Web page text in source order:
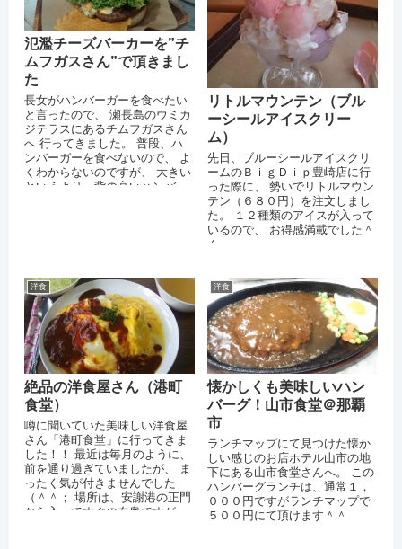
氾濫チーズバーカーを”チ
ムフガスさん”で頂きまし
た
長女がハンバーガーを食べたい
と言ったので、 瀬長島のウミカ
ジテラスにあるチムフガスさん
へ 行ってきました。 普段、ハ
ンバーガーを食べないので、 よ
くわからないのですが、 大きい
というより、背の高いハンバー
リトルマウンテン（ブル
ーシールアイスクリー
ム）
先日、ブルーシールアイスクリ
ームのＢｉｇＤｉｐ豊崎店に行
った際に、 勢いでリトルマウン
テン（６８０円）を注文しまし
た。 １２種類のアイスが入って
いるので、 お得感満載でした＾
＾
洋食
絶品の洋食屋さん（港町
食堂）
噂に聞いていた美味しい洋食屋
さん「港町食堂」に行ってきま
した！！ 最近は毎月のように、
前を通り過ぎていましたが、 ま
ったく気が付きませんでした
（＾＾； 場所は、安謝港の正門
から入ってすぐの左奥ですが、
洋食
懐かしくも美味しいハン
バーグ！山市食堂＠那覇
市
ランチマップにて見つけた懐か
しい感じのお店ホテル山市の地
下にある山市食堂さんへ。 この
ハンバーグランチは、通常１，
０００円ですがランチマップで
５００円にて頂けます＾＾